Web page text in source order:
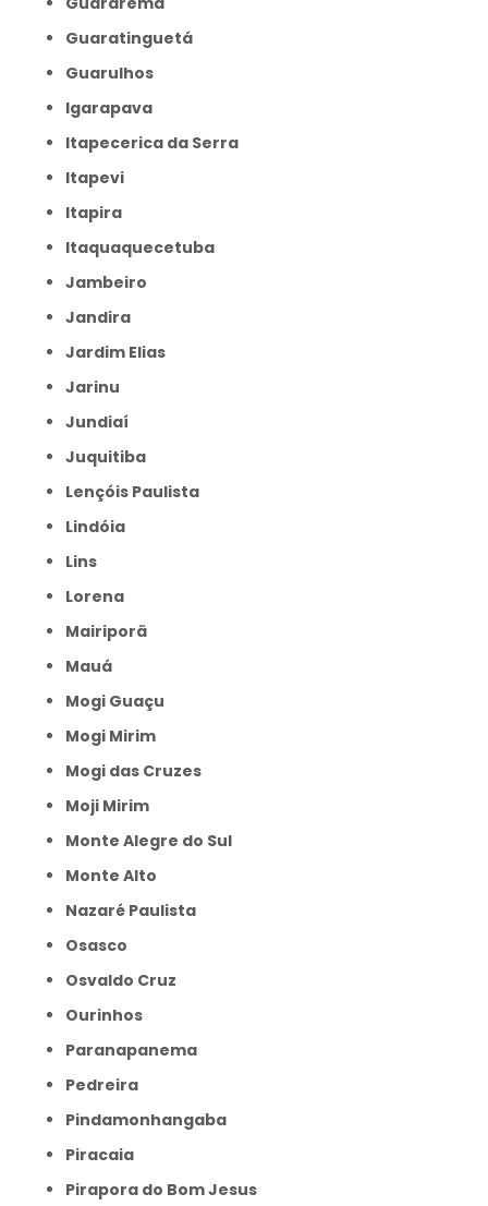
Guaratinguetá
Guarulhos
Igarapava
Itapecerica da Serra
Itapevi
Itapira
Itaquaquecetuba
Jambeiro
Jandira
Jardim Elias
Jarinu
Jundiaí
Juquitiba
Lençóis Paulista
Lindóia
Lins
Lorena
Mairiporã
Mauá
Mogi Guaçu
Mogi Mirim
Mogi das Cruzes
Moji Mirim
Monte Alegre do Sul
Monte Alto
Nazaré Paulista
Osasco
Osvaldo Cruz
Ourinhos
Paranapanema
Pedreira
Pindamonhangaba
Piracaia
Pirapora do Bom Jesus